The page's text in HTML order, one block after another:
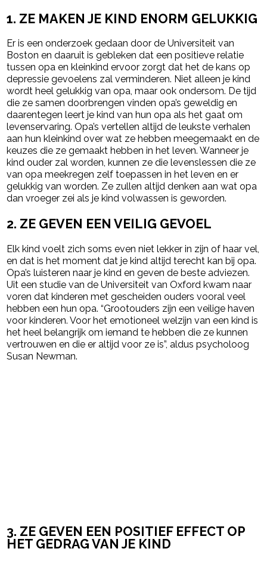
1. ZE MAKEN JE KIND ENORM GELUKKIG
Er is een onderzoek gedaan door de Universiteit van
Boston en daaruit is gebleken dat een positieve relatie
tussen opa en kleinkind ervoor zorgt dat het de kans op
depressie gevoelens zal verminderen. Niet alleen je kind
wordt heel gelukkig van opa, maar ook ondersom. De tijd
die ze samen doorbrengen vinden opa’s geweldig en
daarentegen leert je kind van hun opa als het gaat om
levenservaring. Opa’s vertellen altijd de leukste verhalen
aan hun kleinkind over wat ze hebben meegemaakt en de
keuzes die ze gemaakt hebben in het leven. Wanneer je
kind ouder zal worden, kunnen ze die levenslessen die ze
van opa meekregen zelf toepassen in het leven en er
gelukkig van worden. Ze zullen altijd denken aan wat opa
dan vroeger zei als je kind volwassen is geworden.
2. ZE GEVEN EEN VEILIG GEVOEL
Elk kind voelt zich soms even niet lekker in zijn of haar vel,
en dat is het moment dat je kind altijd terecht kan bij opa.
Opa’s luisteren naar je kind en geven de beste adviezen.
Uit een studie van de Universiteit van Oxford kwam naar
voren dat kinderen met gescheiden ouders vooral veel
hebben een hun opa. “Grootouders zijn een veilige haven
voor kinderen. Voor het emotioneel welzijn van een kind is
het heel belangrijk om iemand te hebben die ze kunnen
vertrouwen en die er altijd voor ze is”, aldus psycholoog
Susan Newman.
3. ZE GEVEN EEN POSITIEF EFFECT OP
HET GEDRAG VAN JE KIND